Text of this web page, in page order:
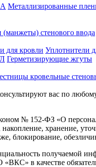
Металлизированные
(манжеты) стенового ввода
для кровли Уплотнители
Герметизирующие жгуты
кровельные
вас по
№ 152-ФЗ «О
хранение,
блокирование,
получаемой
в качестве